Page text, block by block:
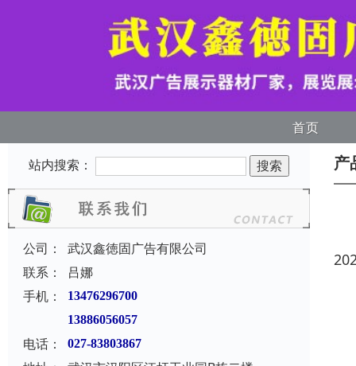
首页
站内搜索：
公司：
武汉鑫徳固广告有限公司
联系：
吕娜
手机：
13476296700
13886056057
电话： 027-83803867
产